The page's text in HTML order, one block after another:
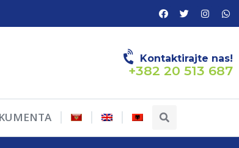
Kontaktirajte nas!
+382 20 513 687